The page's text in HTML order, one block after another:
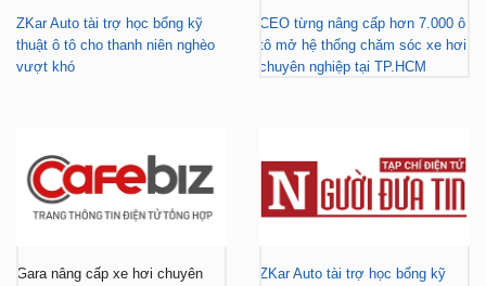
ZKar Auto tài trợ học bổng kỹ
thuật ô tô cho thanh niên nghèo
vượt khó
CEO từng nâng cấp hơn 7.000 ô
tô mở hệ thống chăm sóc xe hơi
chuyên nghiệp tại TP.HCM
Gara nâng cấp xe hơi chuyên
ZKar Auto tài trợ học bổng kỹ